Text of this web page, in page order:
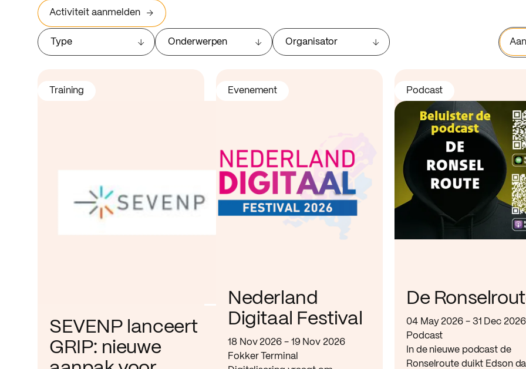
Activiteit aanmelden
Type Onderwerpen Organisator
SEVENP lanceert
GRIP: nieuwe
Training
Nederland
Digitaal Festival
18 Nov 2026 - 19 Nov 2026
Fokker Terminal
Evenement
De
04 May 2026 - 31 Dec 2026
Podcast
In de nieuwe podcast de
Ronselroute duikt Edson da
Podcast